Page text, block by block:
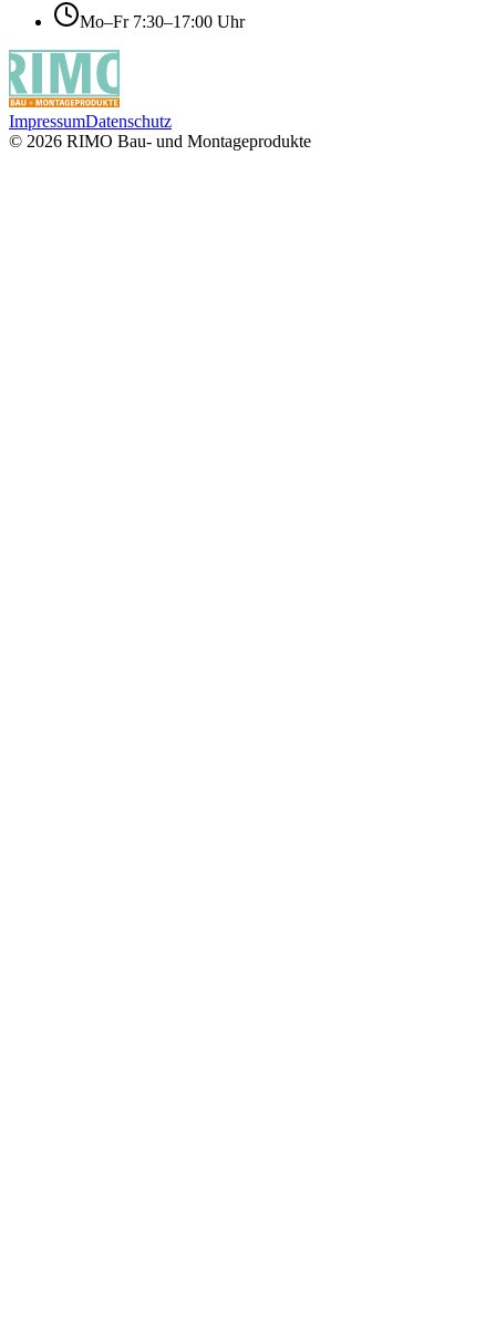
Mo–Fr 7:30–17:00 Uhr
ImpressumDatenschutz
© 2026 RIMO Bau- und Montageprodukte